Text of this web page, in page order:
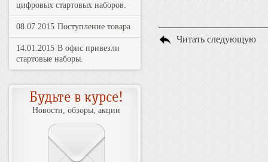
цифровых стартовых наборов.
08.07.2015 Поступление товара
14.01.2015 В офис привезли
стартовые наборы.
Будьте в курсе!
Новости, обзоры, акции
Читать следующую